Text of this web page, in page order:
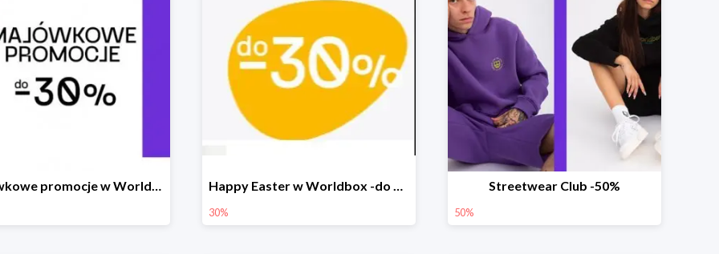
Majówkowe promocje w Worldbox do -30% Happy Easter w Worldbox -do 30% na wybrane produkty
30%
Streetwear Club -50%
50%